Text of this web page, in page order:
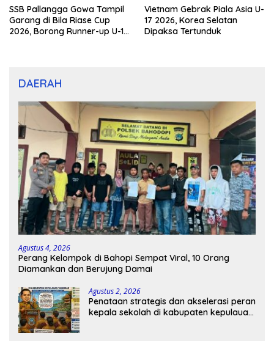
SSB Pallangga Gowa Tampil
Garang di Bila Riase Cup
2026, Borong Runner-up U-10
Vietnam Gebrak Piala Asia U-
17 2026, Korea Selatan
Dipaksa Tertunduk
DAERAH
Agustus 4, 2026
Perang Kelompok di Bahopi Sempat Viral, 10 Orang
Diamankan dan Berujung Damai
Agustus 2, 2026
Penataan strategis dan akselerasi peran
kepala sekolah di kabupaten kepulauan